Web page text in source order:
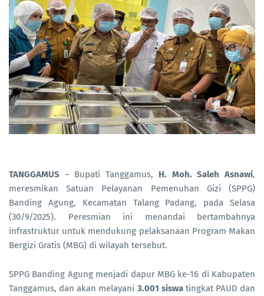
TANGGAMUS – Bupati Tanggamus, H. Moh. Saleh Asnawi,
meresmikan Satuan Pelayanan Pemenuhan Gizi (SPPG)
Banding Agung, Kecamatan Talang Padang, pada Selasa
(30/9/2025). Peresmian ini menandai bertambahnya
infrastruktur untuk mendukung pelaksanaan Program Makan
Bergizi Gratis (MBG) di wilayah tersebut.
SPPG Banding Agung menjadi dapur MBG ke-16 di Kabupaten
Tanggamus, dan akan melayani 3.001 siswatingkat PAUD dan